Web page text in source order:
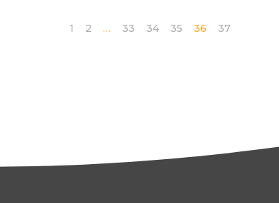
1 2 … 33 34 35 36 37